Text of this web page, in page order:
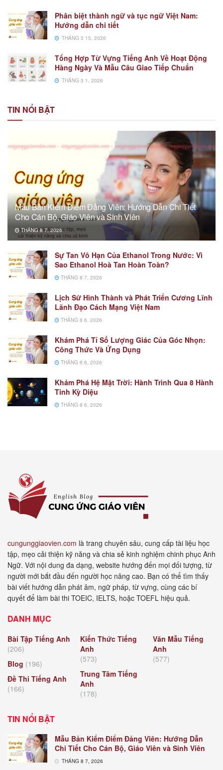
Phân biệt thành ngữ và tục ngữ Việt Nam:
Hướng dẫn chi tiết
THÁNG 3 15, 2026
Tổng Hợp Từ Vựng Tiếng Anh Về Hoạt Động
Hàng Ngày Và Mẫu Câu Giao Tiếp Chuẩn
THÁNG 3 1, 2026
TIN NỔI BẬT
Mẫu Bản Kiểm Điểm Đảng Viên: Hướng Dẫn Chi Tiết
Cho Cán Bộ, Giáo Viên và Sinh Viên
THÁNG 8 7, 2026
Sự Tan Vô Hạn Của Ethanol Trong Nước: Vì
Sao Ethanol Hoà Tan Hoàn Toàn?
THÁNG 8 7, 2026
Lịch Sử Hình Thành và Phát Triển Cương Lĩnh
Lãnh Đạo Cách Mạng Việt Nam
THÁNG 8 6, 2026
Khám Phá Tỉ Số Lượng Giác Của Góc Nhọn:
Công Thức Và Ứng Dụng
THÁNG 8 6, 2026
Khám Phá Hệ Mặt Trời: Hành Trình Qua 8 Hành
Tinh Kỳ Diệu
THÁNG 8 6, 2026
cungunggiaovien.com là trang chuyên sâu, cung cấp tài liệu học
tập, mẹo cải thiện kỹ năng và chia sẻ kinh nghiệm chinh phục Anh
Ngữ. Với nội dung đa dạng, website hướng đến mọi đối tượng, từ
người mới bắt đầu đến người học nâng cao. Bạn có thể tìm thấy
bài viết hướng dẫn phát âm, ngữ pháp, từ vựng, cùng các bí
quyết để làm bài thi TOEIC, IELTS, hoặc TOEFL hiệu quả.
DANH MỤC
Bài Tập Tiếng Anh
(206)
Blog (196)
Đề Thi Tiếng Anh
(166)
Kiến Thức Tiếng
Anh
(573)
Trung Tâm Tiếng
Anh
(178)
Văn Mẫu Tiếng
Anh
(577)
TIN NỔI BẬT
Mẫu Bản Kiểm Điểm Đảng Viên: Hướng Dẫn
Chi Tiết Cho Cán Bộ, Giáo Viên và Sinh Viên
THÁNG 8 7, 2026